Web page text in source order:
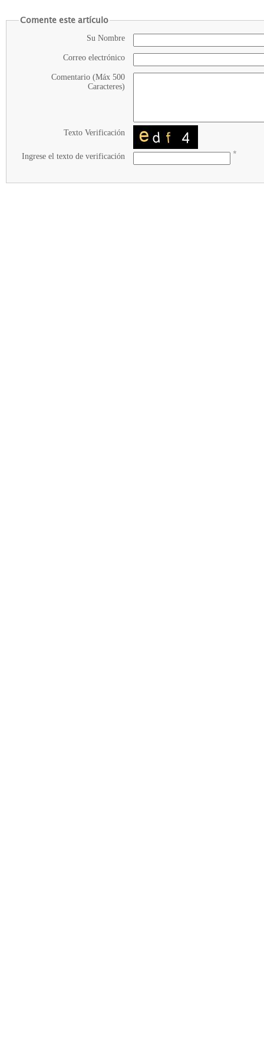
Comente este artículo
Su Nombre
Correo electrónico
Comentario (Máx 500
Caracteres)
Texto Verificación
Ingrese el texto de verificación *